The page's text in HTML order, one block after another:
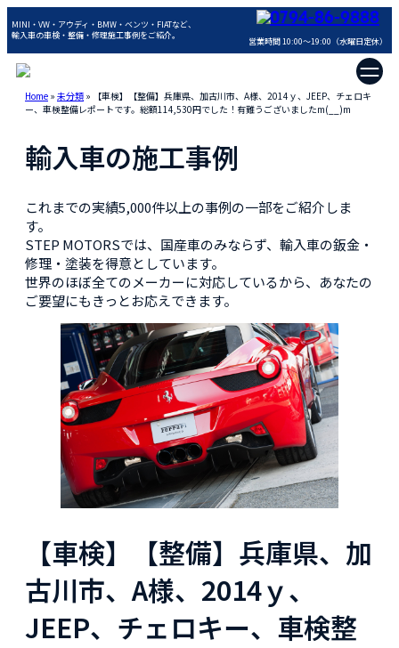
MINI・VW・アウディ・BMW・ベンツ・FIATなど、
輸入車の車検・整備・修理施工事例をご紹介。
0794-86-9888
営業時間 10:00～19:00（水曜日定休）
Home » 未分類 » 【車検】【整備】兵庫県、加古川市、A様、2014ｙ、JEEP、チェロキ
ー、車検整備レポートです。総額114,530円でした！有難うございましたm(__)m
輸入車の施工事例
これまでの実績5,000件以上の事例の一部をご紹介しま
す。
STEP MOTORSでは、国産車のみならず、輸入車の鈑金・
修理・塗装を得意としています。
世界のほぼ全てのメーカーに対応しているから、あなたの
ご要望にもきっとお応えできます。
【車検】【整備】兵庫県、加
古川市、A様、2014ｙ、
JEEP、チェロキー、車検整